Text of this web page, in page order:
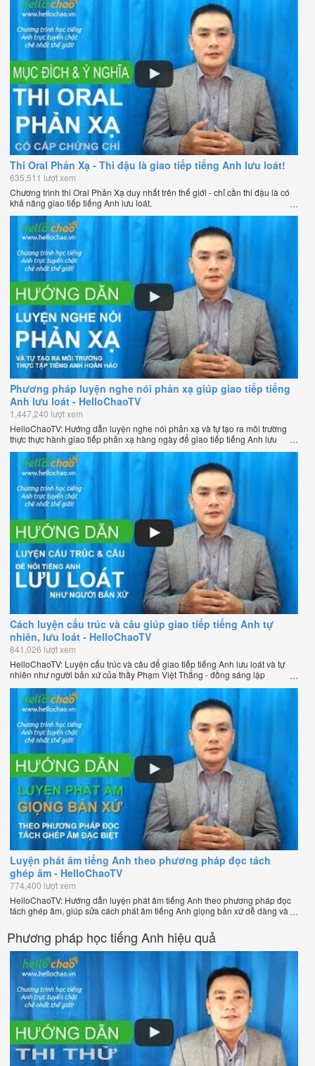
Thi Oral Phản Xạ - Thi đậu là giao tiếp tiếng Anh lưu loát!
635,511 lượt xem
Chương trình thi Oral Phản Xạ duy nhất trên thế giới - chỉ cần thi đậu là có
khả năng giao tiếp tiếng Anh lưu loát.
Phương pháp luyện nghe nói phản xạ giúp giao tiếp tiếng
Anh lưu loát - HelloChaoTV
1,447,240 lượt xem
HelloChaoTV: Hướng dẫn luyện nghe nói phản xạ và tự tạo ra môi trường
thực thực hành giao tiếp phản xạ hàng ngày để giao tiếp tiếng Anh lưu
loát như người bản xứ của thầy Phạm Việt Thắng - đồng sáng lập
HelloChao.vn - Chương trình dạy tiếng Anh trực tuyến chặt chẽ nhất thế
giới.
Cách luyện cấu trúc và câu giúp giao tiếp tiếng Anh tự
nhiên, lưu loát - HelloChaoTV
841,026 lượt xem
HelloChaoTV: Luyện cấu trúc và câu để giao tiếp tiếng Anh lưu loát và tự
nhiên như người bản xứ của thầy Phạm Việt Thắng - đồng sáng lập
Luyện phát âm tiếng Anh theo phương pháp đọc tách
ghép âm - HelloChaoTV
774,400 lượt xem
HelloChaoTV: Hướng dẫn luyện phát âm tiếng Anh theo phương pháp đọc
tách ghép âm, giúp sửa cách phát âm tiếng Anh giọng bản xứ dễ dàng và
Chương trình dạy tiếng Anh trực tuyến chặt chẽ nhất thế giới!
Phương pháp học tiếng Anh hiệu quả